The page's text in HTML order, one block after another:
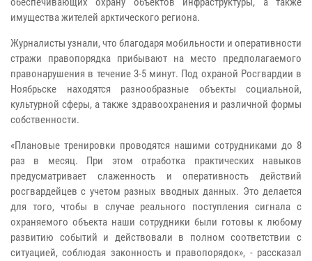
имущества жителей арктического региона.
Журналисты узнали, что благодаря мобильности и оперативности
стражи правопорядка прибывают на место предполагаемого
правонарушения в течение 3-5 минут. Под охраной Росгвардии в
Ноябрьске находятся разнообразные объекты социальной,
культурной сферы, а также здравоохранения и различной формы
собственности.
«Плановые тренировки проводятся нашими сотрудниками до 8
раз в месяц. При этом отработка практических навыков
предусматривает слаженность и оперативность действий
росгвардейцев с учетом разных вводных данных. Это делается
для того, чтобы в случае реального поступления сигнала с
охраняемого объекта наши сотрудники были готовы к любому
развитию событий и действовали в полном соответствии с
ситуацией, соблюдая законность и правопорядок», - рассказал